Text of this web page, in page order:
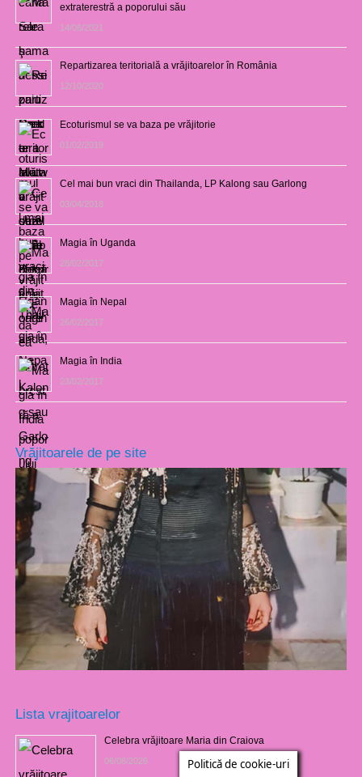
extraterestră a poporului său
14/06/2021
Repartizarea teritorială a vrăjitoarelor în România
12/10/2020
Ecoturismul se va baza pe vrăjitorie
01/02/2019
Cel mai bun vraci din Thailanda, LP Kalong sau Garlong
03/04/2018
Magia în Uganda
28/02/2017
Magia în Nepal
26/02/2017
Magia în India
23/02/2017
Vrăjitoarele de pe site
Lista vrajitoarelor
Celebra vrăjitoare Maria din Craiova
06/08/2026 Politică de cookie-uri